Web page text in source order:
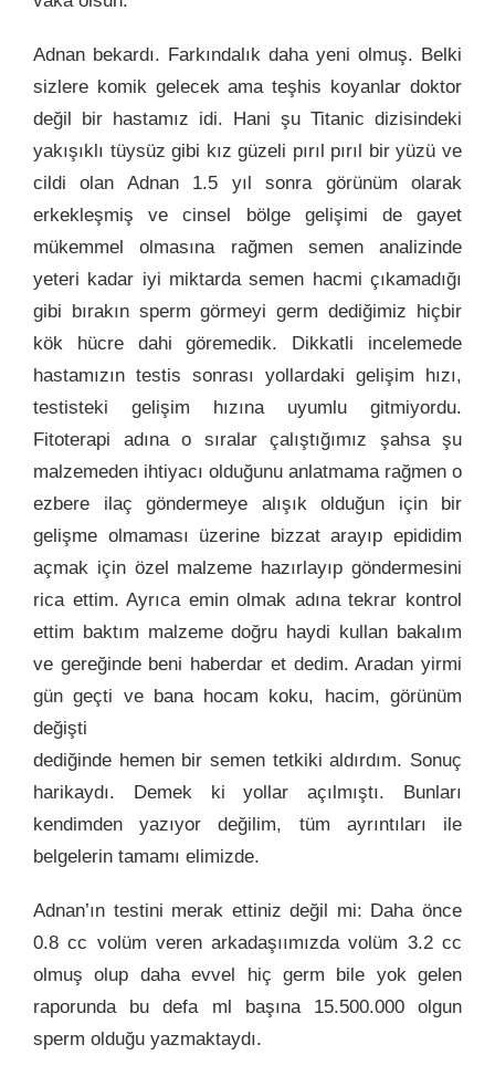
Adnan bekardı. Farkındalık daha yeni olmuş. Belki
sizlere komik gelecek ama teşhis koyanlar doktor
değil bir hastamız idi. Hani şu Titanic dizisindeki
yakışıklı tüysüz gibi kız güzeli pırıl pırıl bir yüzü ve
cildi olan Adnan 1.5 yıl sonra görünüm olarak
erkekleşmiş ve cinsel bölge gelişimi de gayet
mükemmel olmasına rağmen semen analizinde
yeteri kadar iyi miktarda semen hacmi çıkamadığı
gibi bırakın sperm görmeyi germ dediğimiz hiçbir
kök hücre dahi göremedik. Dikkatli incelemede
hastamızın testis sonrası yollardaki gelişim hızı,
testisteki gelişim hızına uyumlu gitmiyordu.
Fitoterapi adına o sıralar çalıştığımız şahsa şu
malzemeden ihtiyacı olduğunu anlatmama rağmen o
ezbere ilaç göndermeye alışık olduğun için bir
gelişme olmaması üzerine bizzat arayıp epididim
açmak için özel malzeme hazırlayıp göndermesini
rica ettim. Ayrıca emin olmak adına tekrar kontrol
ettim baktım malzeme doğru haydi kullan bakalım
ve gereğinde beni haberdar et dedim. Aradan yirmi
gün geçti ve bana hocam koku, hacim, görünüm
değişti
dediğinde hemen bir semen tetkiki aldırdım. Sonuç
harikaydı. Demek ki yollar açılmıştı. Bunları
kendimden yazıyor değilim, tüm ayrıntıları ile
belgelerin tamamı elimizde.
Adnan’ın testini merak ettiniz değil mi: Daha önce
0.8 cc volüm veren arkadaşıımızda volüm 3.2 cc
olmuş olup daha evvel hiç germ bile yok gelen
raporunda bu defa ml başına 15.500.000 olgun
sperm olduğu yazmaktaydı.